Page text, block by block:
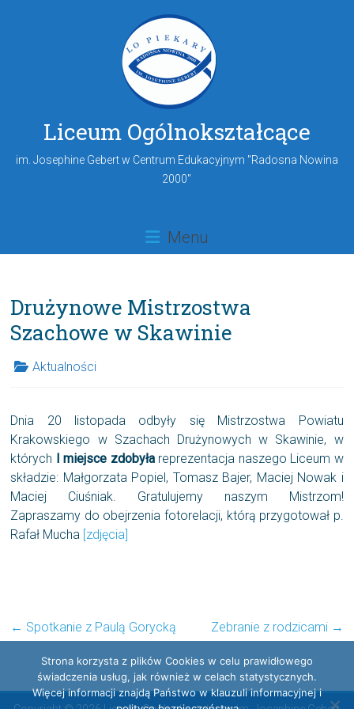
Liceum Ogólnokształcące
im. Josephine Gebert w Centrum Edukacyjnym "Radosna Nowina
2000"
Menu
Drużynowe Mistrzostwa
Szachowe w Skawinie
Aktualności
Dnia 20 listopada odbyły się Mistrzostwa Powiatu
Krakowskiego w Szachach Drużynowych w Skawinie, w
których I miejsce zdobyłareprezentacja naszego Liceum w
składzie: Małgorzata Popiel, Tomasz Bajer, Maciej Nowak i
Maciej Ciuśniak. Gratulujemy naszym Mistrzom!
Zapraszamy do obejrzenia fotorelacji, którą przygotował p.
Rafał Mucha [zdjęcia]
← Spotkanie z Paulą Gorycką Zebranie z rodzicami →
Strona korzysta z plików Cookies w celu prawidłowego
świadczenia usług, jak również w celach statystycznych.
Więcej informacji znajdą Państwo w klauzuli informacyjnej i